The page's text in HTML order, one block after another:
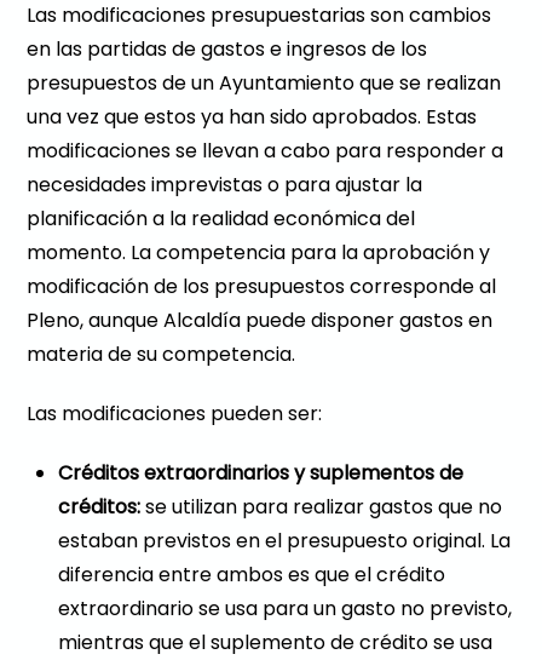
Las modificaciones presupuestarias son cambios
en las partidas de gastos e ingresos de los
presupuestos de un Ayuntamiento que se realizan
una vez que estos ya han sido aprobados. Estas
modificaciones se llevan a cabo para responder a
necesidades imprevistas o para ajustar la
planificación a la realidad económica del
momento. La competencia para la aprobación y
modificación de los presupuestos corresponde al
Pleno, aunque Alcaldía puede disponer gastos en
materia de su competencia.
Las modificaciones pueden ser:
Créditos extraordinarios y suplementos de
créditos:se utilizan para realizar gastos que no
estaban previstos en el presupuesto original. La
diferencia entre ambos es que el crédito
extraordinario se usa para un gasto no previsto,
mientras que el suplemento de crédito se usa